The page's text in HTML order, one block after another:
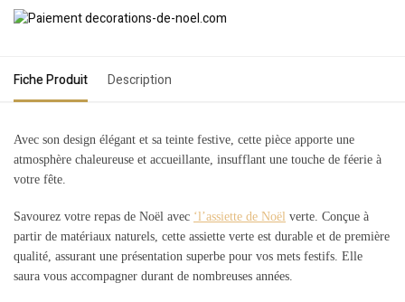
Fiche Produit Description
Avec son design élégant et sa teinte festive, cette pièce apporte une
atmosphère chaleureuse et accueillante, insufflant une touche de féerie à
votre fête.
Savourez votre repas de Noël avec ‘l’assiette de Noël verte. Conçue à
partir de matériaux naturels, cette assiette verte est durable et de première
qualité, assurant une présentation superbe pour vos mets festifs. Elle
saura vous accompagner durant de nombreuses années.